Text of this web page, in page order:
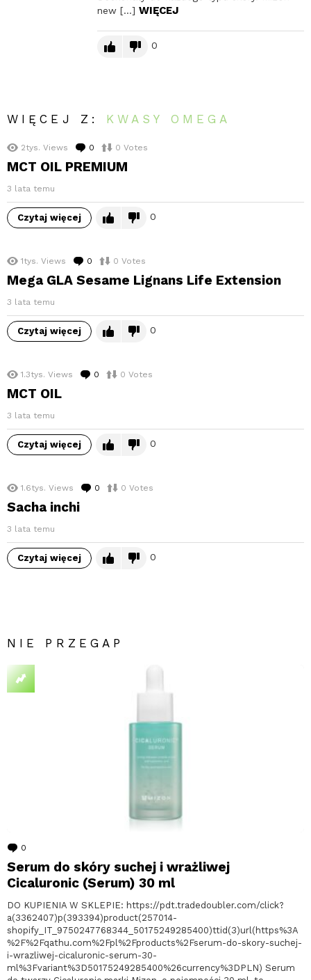
new […] WIĘCEJ
0
WIĘCEJ Z: KWASY OMEGA
2tys. Views 0 komentarzy
0 Votes
MCT OIL PREMIUM
3 lata temu
Czytaj więcej 0
1tys. Views 0 komentarzy
0 Votes
Mega GLA Sesame Lignans Life Extension
3 lata temu
Czytaj więcej 0
1.3tys. Views 0 komentarzy
0 Votes
MCT OIL
3 lata temu
Czytaj więcej 0
1.6tys. Views 0 komentarzy
0 Votes
Sacha inchi
3 lata temu
Czytaj więcej 0
NIE PRZEGAP
0
Serum do skóry suchej i wrażliwej
Cicaluronic (Serum) 30 ml
DO KUPIENIA W SKLEPIE: https://pdt.tradedoubler.com/click?
a(3362407)p(393394)product(257014-
shopify_IT_9750247768344_50175249285400)ttid(3)url(https%3A
%2F%2Fqathu.com%2Fpl%2Fproducts%2Fserum-do-skory-suchej-
i-wrazliwej-cicaluronic-serum-30-
ml%3Fvariant%3D50175249285400%26currency%3DPLN) Serum